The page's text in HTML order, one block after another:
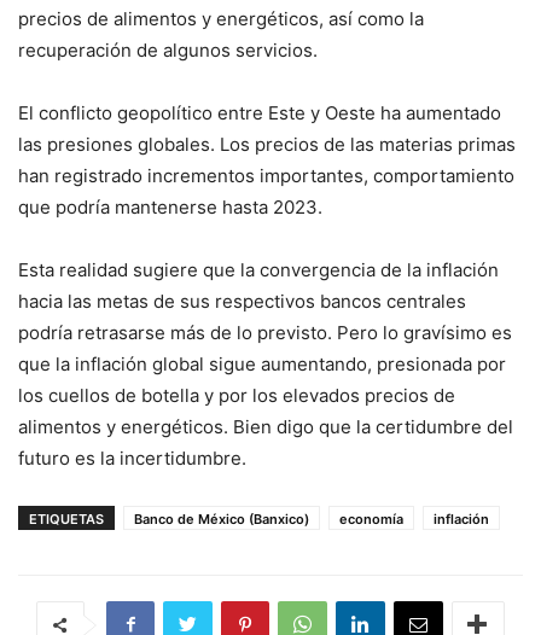
precios de alimentos y energéticos, así como la
recuperación de algunos servicios.
El conflicto geopolítico entre Este y Oeste ha aumentado
las presiones globales. Los precios de las materias primas
han registrado incrementos importantes, comportamiento
que podría mantenerse hasta 2023.
Esta realidad sugiere que la convergencia de la inflación
hacia las metas de sus respectivos bancos centrales
podría retrasarse más de lo previsto. Pero lo gravísimo es
que la inflación global sigue aumentando, presionada por
los cuellos de botella y por los elevados precios de
alimentos y energéticos. Bien digo que la certidumbre del
futuro es la incertidumbre.
ETIQUETAS Banco de México (Banxico) economía inflación